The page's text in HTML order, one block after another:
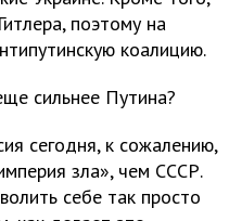
поэтому на
коалицию.
сильнее Путина?
сегодня, к сожалению,
зла», чем СССР.
себе так просто